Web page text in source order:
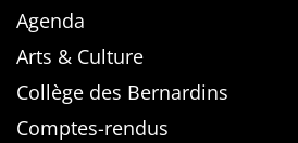
Agenda
Arts & Culture
Collège des Bernardins
Comptes-rendus